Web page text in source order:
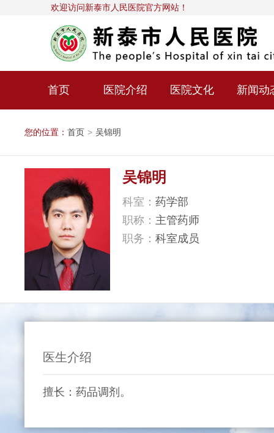
欢迎访问新泰市人民医院官方网站！
首页 医院介绍 医院文化 新闻动
您的位置： 首页 > 吴锦明
吴锦明
科室： 药学部
职称： 主管药师
职务： 科室成员
医生介绍
擅长：药品调剂。